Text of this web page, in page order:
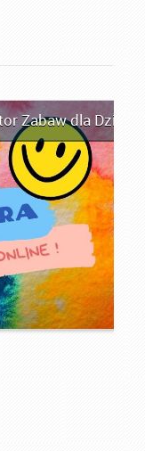
Zabaw dla Dzieci